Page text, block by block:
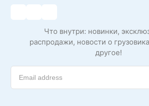
Что внутри: новинки,
распродажи, новости о
другое!